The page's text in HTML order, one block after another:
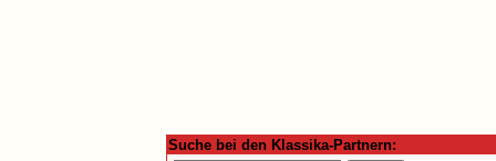
Suche bei den Klassika-Partnern: